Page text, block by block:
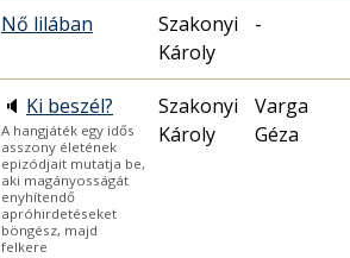
Nő lilában
Szakonyi
Károly
-
🔈 Ki beszél?
A hangjáték egy idős
asszony életének
epizódjait mutatja be,
aki magányosságát
enyhítendő
apróhirdetéseket
böngész, majd
felkere
Szakonyi
Károly
Varga
Géza